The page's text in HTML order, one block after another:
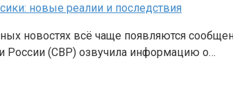
новые реалии и последствия
новостях всё чаще появляются
России (СВР) озвучила информацию о…